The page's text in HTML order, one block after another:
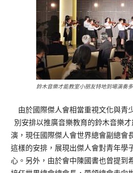
鈴木音樂才能教室小朋友特地到場演奏
由於國際傑人會相當重視文化與青
別安排以推廣音樂教育的鈴木音樂
演，現任國際傑人會世界總會副總會
這樣的安排，展現出傑人會對青年學
心。另外，由於會中陳國書也曾提到